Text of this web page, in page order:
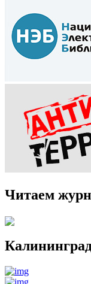
Читаем